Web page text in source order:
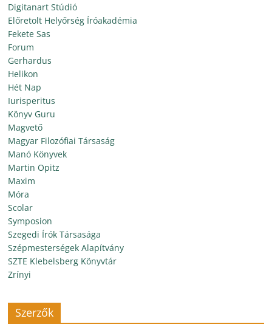
Digitanart Stúdió
Előretolt Helyőrség Íróakadémia
Fekete Sas
Forum
Gerhardus
Helikon
Hét Nap
Iurisperitus
Könyv Guru
Magvető
Magyar Filozófiai Társaság
Manó Könyvek
Martin Opitz
Maxim
Móra
Scolar
Symposion
Szegedi Írók Társasága
Szépmesterségek Alapítvány
SZTE Klebelsberg Könyvtár
Zrínyi
Szerzők